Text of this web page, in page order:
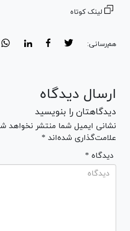
لینک کوتاه
هم‌رسانی:
ارسال دیدگاه
دیدگاهتان را بنویسید
نشانی ایمیل شما منتشر نخواهد
علامت‌گذاری شده‌اند *
* دیدگاه